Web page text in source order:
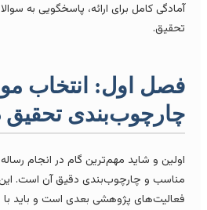
کامل برای ارائه، پاسخگویی به سوالات
اول: انتخاب
تحقیق در
و شاید مهم‌ترین گام در انجام رساله
و چارچوب‌بندی دقیق آن است. این
پژوهشی بعدی است و باید با دقت